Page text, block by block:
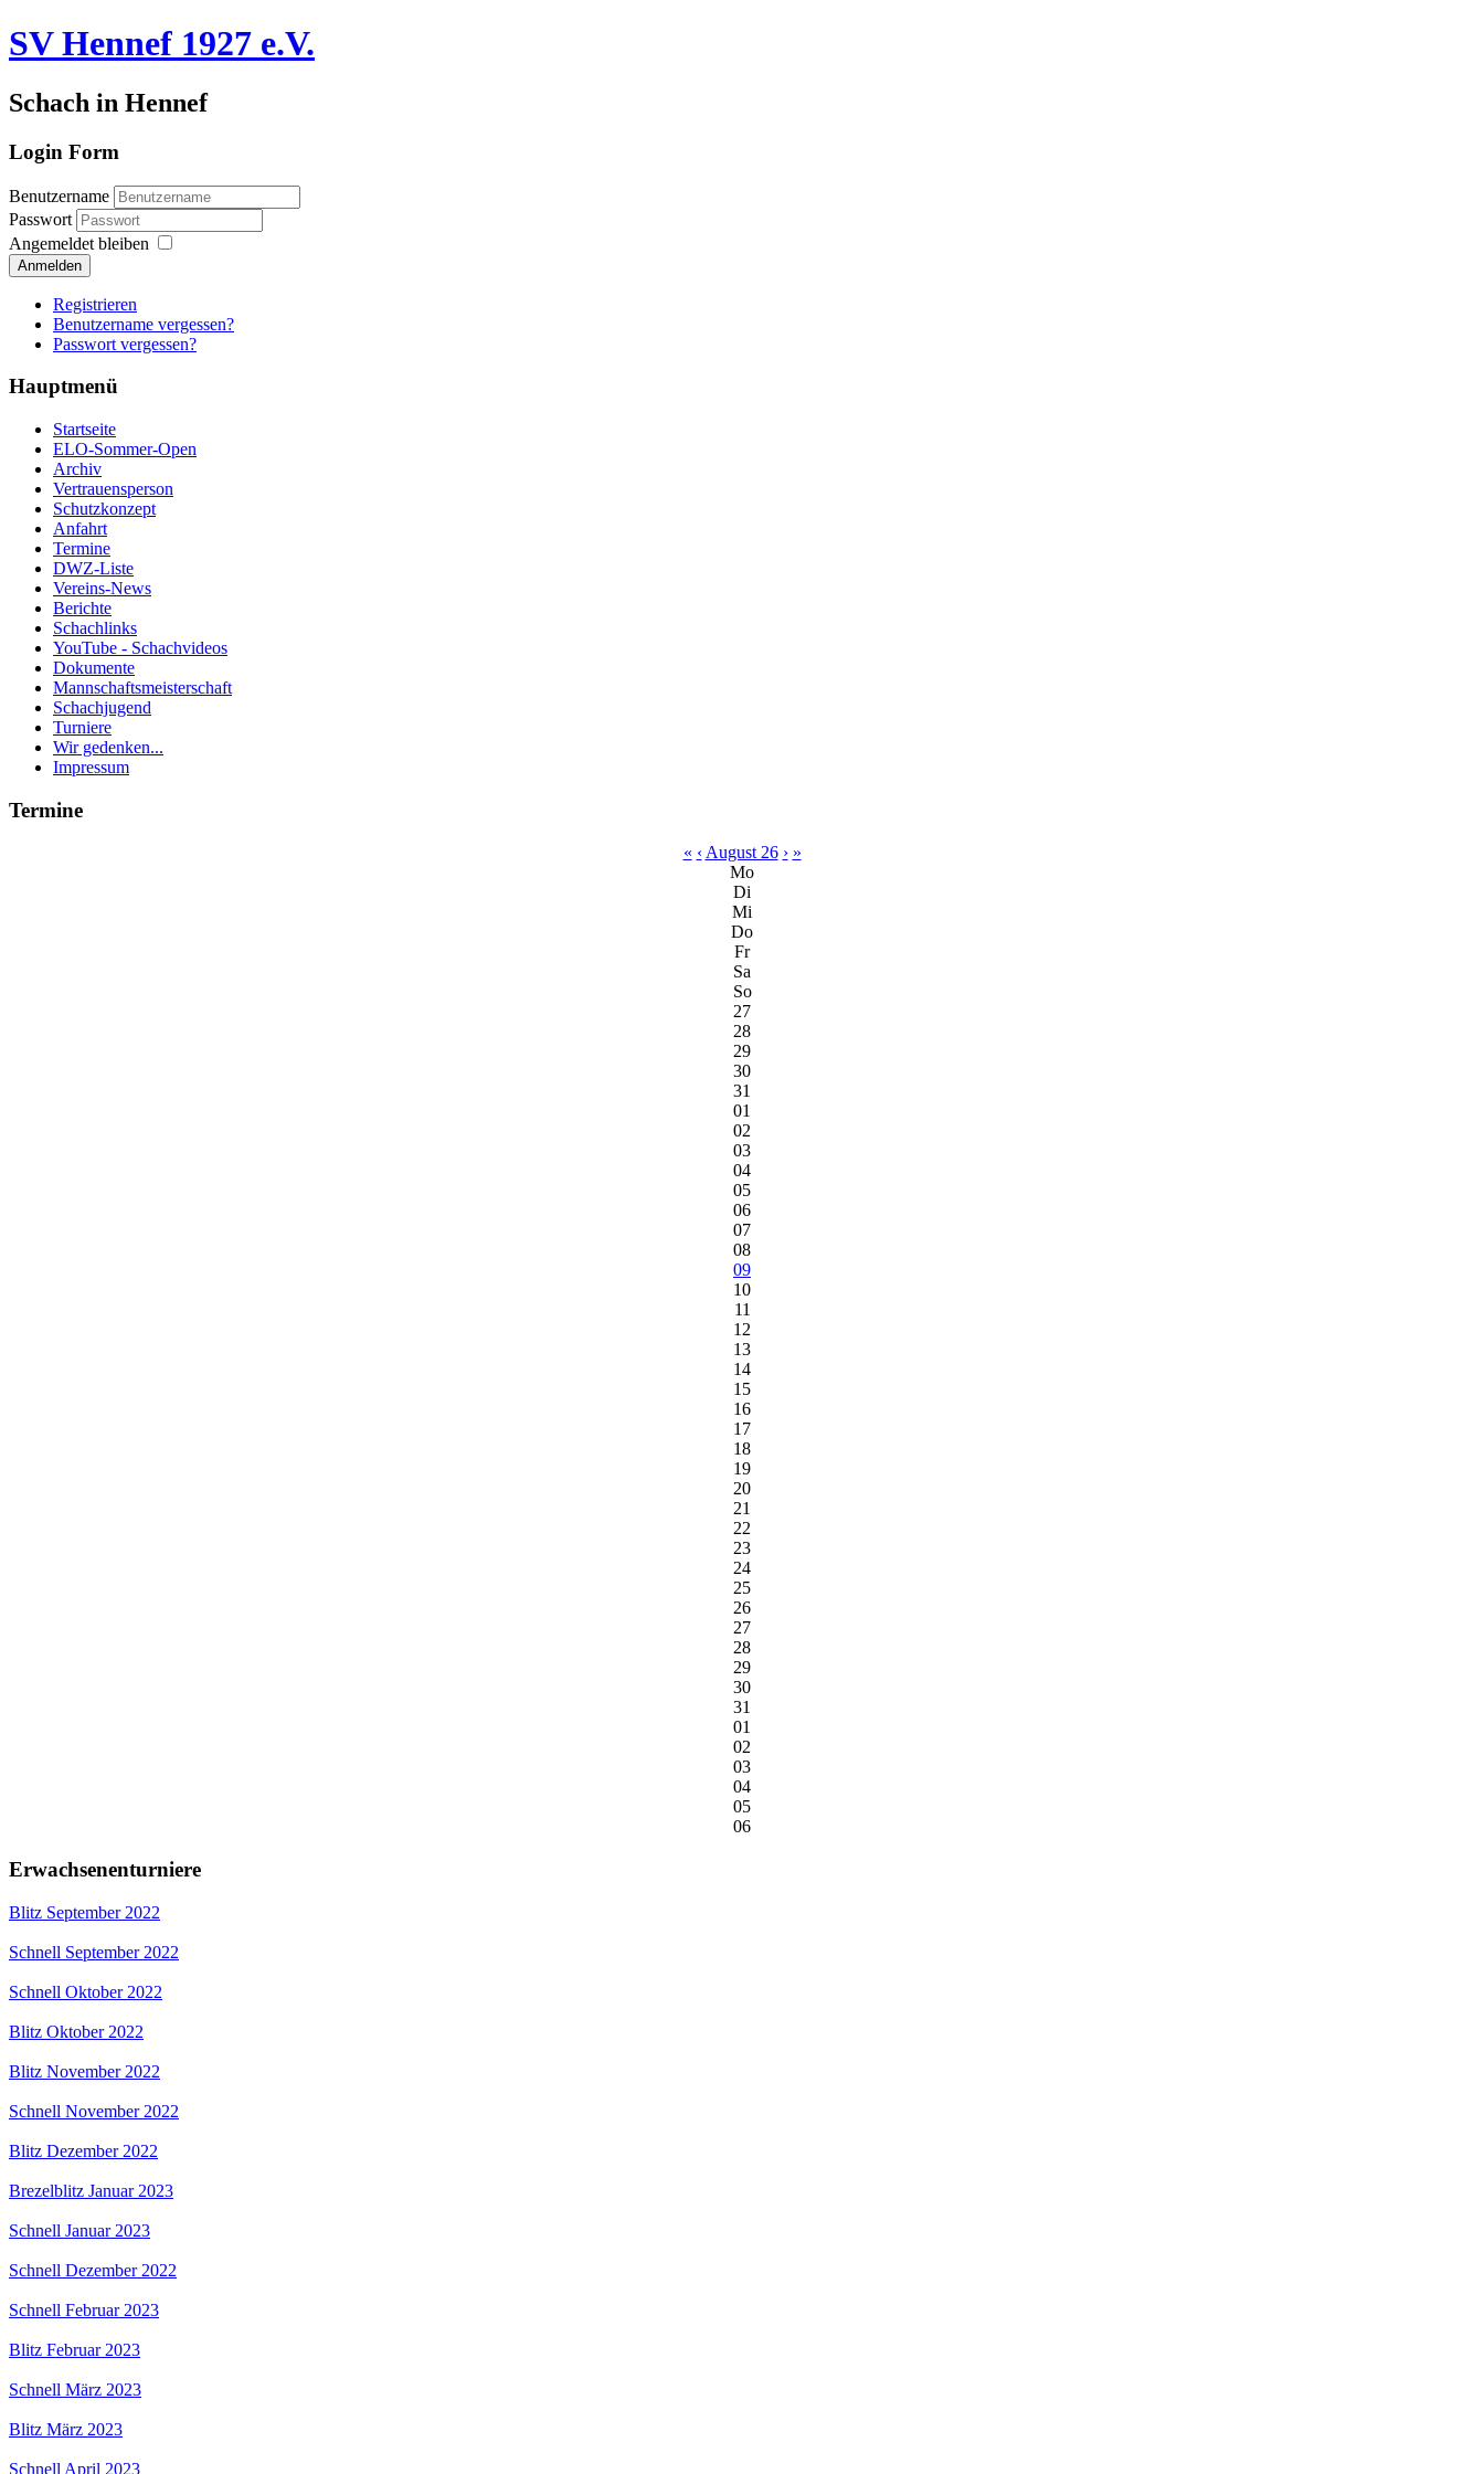
SV Hennef 1927 e.V.
Schach in Hennef
Login Form
Benutzername
Passwort
Angemeldet bleiben
Anmelden
Registrieren
Benutzername vergessen?
Passwort vergessen?
Hauptmenü
Startseite
ELO-Sommer-Open
Archiv
Vertrauensperson
Schutzkonzept
Anfahrt
Termine
DWZ-Liste
Vereins-News
Berichte
Schachlinks
YouTube - Schachvideos
Dokumente
Mannschaftsmeisterschaft
Schachjugend
Turniere
Wir gedenken...
Impressum
Termine
« ‹ August 26 › »
Mo
Di
Mi
Do
Fr
Sa
So
27
28
29
30
31
01
02
03
04
05
06
07
08
09
10
11
12
13
14
15
16
17
18
19
20
21
22
23
24
25
26
27
28
29
30
31
01
02
03
04
05
06
Erwachsenenturniere
Blitz September 2022
Schnell September 2022
Schnell Oktober 2022
Blitz Oktober 2022
Blitz November 2022
Schnell November 2022
Blitz Dezember 2022
Brezelblitz Januar 2023
Schnell Januar 2023
Schnell Dezember 2022
Schnell Februar 2023
Blitz Februar 2023
Schnell März 2023
Blitz März 2023
Schnell April 2023